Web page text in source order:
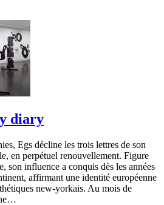
diary
Egs décline les trois lettres de son
en perpétuel renouvellement. Figure
son influence a conquis dès les années
affirmant une identité européenne
new-yorkais. Au mois de